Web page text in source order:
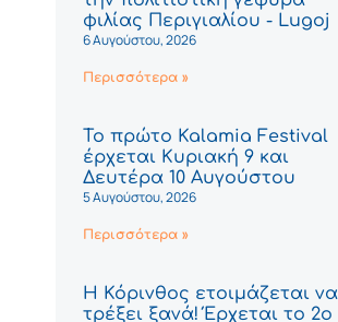
φιλίας Περιγιαλίου - Lugoj
6 Αυγούστου, 2026
Περισσότερα »
Το πρώτο Kalamia Festival
έρχεται Κυριακή 9 και
Δευτέρα 10 Αυγούστου
5 Αυγούστου, 2026
Περισσότερα »
Η Κόρινθος ετοιμάζεται να
τρέξει ξανά! Έρχεται το 2ο